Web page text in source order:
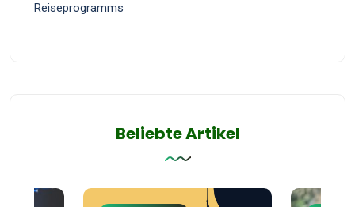
Reiseprogramms
Beliebte Artikel